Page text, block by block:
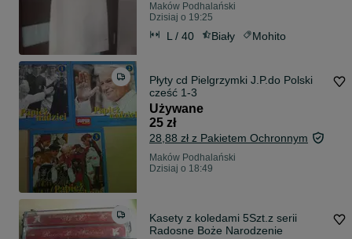
Maków Podhalański
Dzisiaj o 19:25
L / 40 Biały Mohito
Płyty cd Pielgrzymki J.P.do Polski
cześć 1-3
Używane
25 zł
28,88 zł z Pakietem Ochronnym
Maków Podhalański
Dzisiaj o 18:49
Kasety z koledami 5Szt.z serii
Radosne Boże Narodzenie